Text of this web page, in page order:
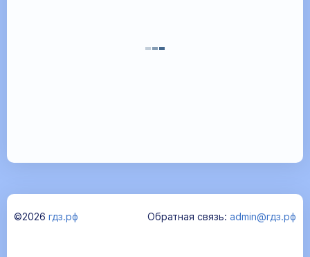
©2026 гдз.рф Обратная связь: admin@гдз.рф